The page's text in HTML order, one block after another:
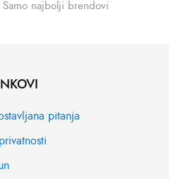
Samo najbolji brendovi
pitanja